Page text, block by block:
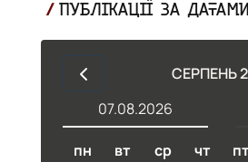
ПУБЛІКАЦІЇ ЗА ДАТАМИ
СЕРПЕНЬ
07.08.2026
пн вт ср чт пт